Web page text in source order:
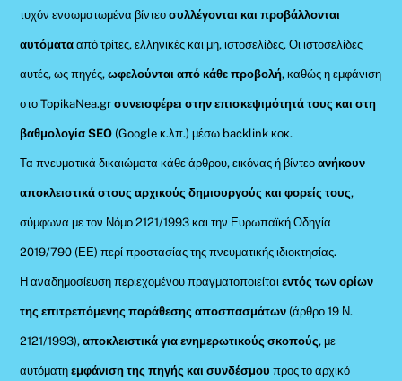
τυχόν ενσωματωμένα βίντεοσυλλέγονται και προβάλλονται
αυτόματααπό τρίτες, ελληνικές και μη, ιστοσελίδες. Οι ιστοσελίδες
αυτές, ως πηγές,ωφελούνται από κάθε προβολή, καθώς η εμφάνιση
στο TopikaNea.gr συνεισφέρει στην επισκεψιμότητά τους και στη
βαθμολογία SEO (Google κ.λπ.) μέσω backlink κοκ.
Τα πνευματικά δικαιώματα κάθε άρθρου, εικόνας ή βίντεοανήκουν
αποκλειστικά στους αρχικούς δημιουργούς και φορείς τους,
σύμφωνα με τον Νόμο 2121/1993 και την Ευρωπαϊκή Οδηγία
2019/790 (ΕΕ) περί προστασίας της πνευματικής ιδιοκτησίας.
Η αναδημοσίευση περιεχομένου πραγματοποιείταιεντός των ορίων
της επιτρεπόμενης παράθεσης αποσπασμάτων (άρθρο 19 Ν.
2121/1993), αποκλειστικά για ενημερωτικούς σκοπούς, με
αυτόματηεμφάνιση της πηγής και συνδέσμου προς το αρχικό